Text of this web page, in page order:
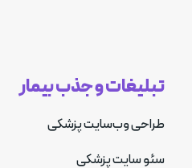
تبلیغات و جذب بیمار
طراحی وب‌سایت پزشکی
سئو سایت پزشکی